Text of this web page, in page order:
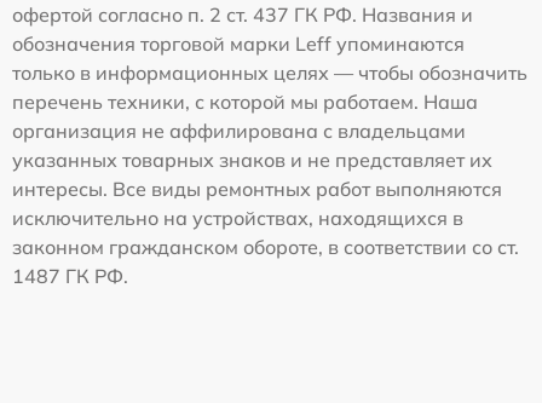
офертой согласно п. 2 ст. 437 ГК РФ. Названия и
обозначения торговой марки Leff упоминаются
только в информационных целях — чтобы обозначить
перечень техники, с которой мы работаем. Наша
организация не аффилирована с владельцами
указанных товарных знаков и не представляет их
интересы. Все виды ремонтных работ выполняются
исключительно на устройствах, находящихся в
законном гражданском обороте, в соответствии со ст.
1487 ГК РФ.